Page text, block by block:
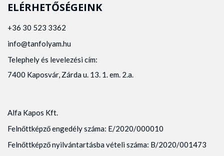
ELÉRHETŐSÉGEINK
+36 30 523 3362
info@tanfolyam.hu
Telephely és levelezési cím:
7400 Kaposvár, Zárda u. 13. 1. em. 2.a.
Alfa Kapos Kft.
Felnőttképző engedély száma: E/2020/000010
Felnőttképző nyilvántartásba vételi száma: B/2020/001473